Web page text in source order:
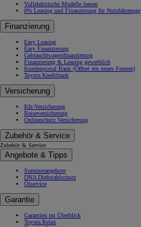
Vollelektrische Modelle leasen
0% Leasing und Finanzierung für Nutzfahrzeuge
Finanzierung
Easy Leasing
Easy Finanzierung
Gebrauchtwagenfinanzierung
Finanzierung & Leasing gewerblich
Kundenportal Bank (Öffnet ein neues Fenster)
Toyota Kreditbank
Versicherung
Kfz-Versicherung
Reiseversicherung
Onlineschutz Versicherung
Zubehör & Service
Zubehör & Service
Angebote & Tipps
Sommerangebote
DNA Diebstahlschutz
Ölservice
Garantie
Garantien im Überblick
Toyota Relax